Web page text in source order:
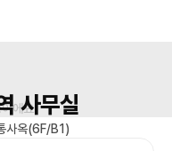
에요.
사무실
사옥(6F/B1)